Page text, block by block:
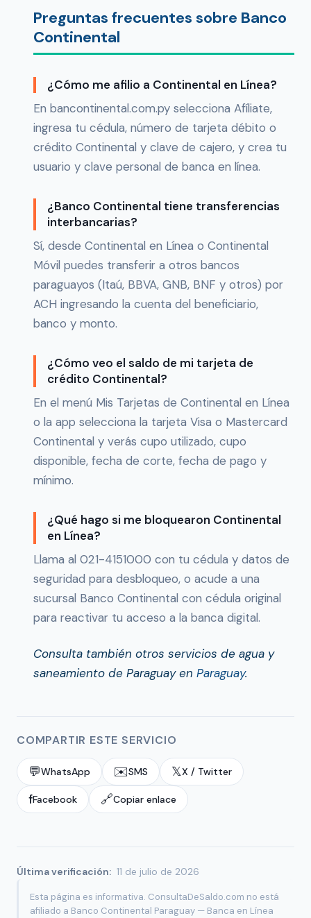
Preguntas frecuentes sobre Banco
Continental
¿Cómo me afilio a Continental en Línea?
En bancontinental.com.py selecciona Afíliate,
ingresa tu cédula, número de tarjeta débito o
crédito Continental y clave de cajero, y crea tu
usuario y clave personal de banca en línea.
¿Banco Continental tiene transferencias
interbancarias?
Sí, desde Continental en Línea o Continental
Móvil puedes transferir a otros bancos
paraguayos (Itaú, BBVA, GNB, BNF y otros) por
ACH ingresando la cuenta del beneficiario,
banco y monto.
¿Cómo veo el saldo de mi tarjeta de
crédito Continental?
En el menú Mis Tarjetas de Continental en Línea
o la app selecciona la tarjeta Visa o Mastercard
Continental y verás cupo utilizado, cupo
disponible, fecha de corte, fecha de pago y
mínimo.
¿Qué hago si me bloquearon Continental
en Línea?
Llama al 021-4151000 con tu cédula y datos de
seguridad para desbloqueo, o acude a una
sucursal Banco Continental con cédula original
para reactivar tu acceso a la banca digital.
Consulta también otros servicios de agua y
saneamiento de Paraguay en Paraguay.
COMPARTIR ESTE SERVICIO
💬WhatsApp ✉️SMS 𝕏X / Twitter
fFacebook 🔗Copiar enlace
Última verificación: 11 de julio de 2026
Esta página es informativa. ConsultaDeSaldo.com no está
afiliado a Banco Continental Paraguay — Banca en Línea